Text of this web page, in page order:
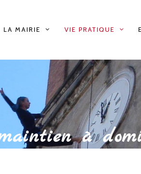
LA MAIRIE VIE PRATIQUE
à